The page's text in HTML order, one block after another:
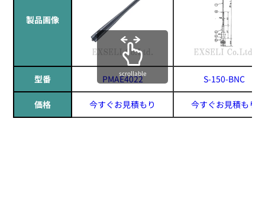
製品画像
型番 PMAE4022 S-150-BNC
価格 今すぐお見積もり 今すぐお見積もり
scrollable